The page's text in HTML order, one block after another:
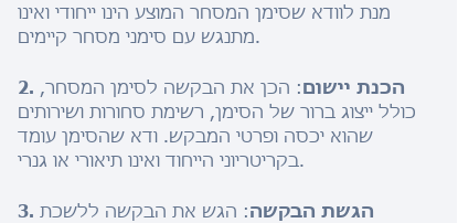
מנת לוודא שסימן המסחר המוצע הינו ייחודי ואינו
מתנגש עם סימני מסחר קיימים.
2. הכנת יישום: הכן את הבקשה לסימן המסחר,
כולל ייצוג ברור של הסימן, רשימת סחורות ושירותים
שהוא יכסה ופרטי המבקש. ודא שהסימן עומד
בקריטריוני הייחוד ואינו תיאורי או גנרי.
3. הגשת הבקשה: הגש את הבקשה ללשכת